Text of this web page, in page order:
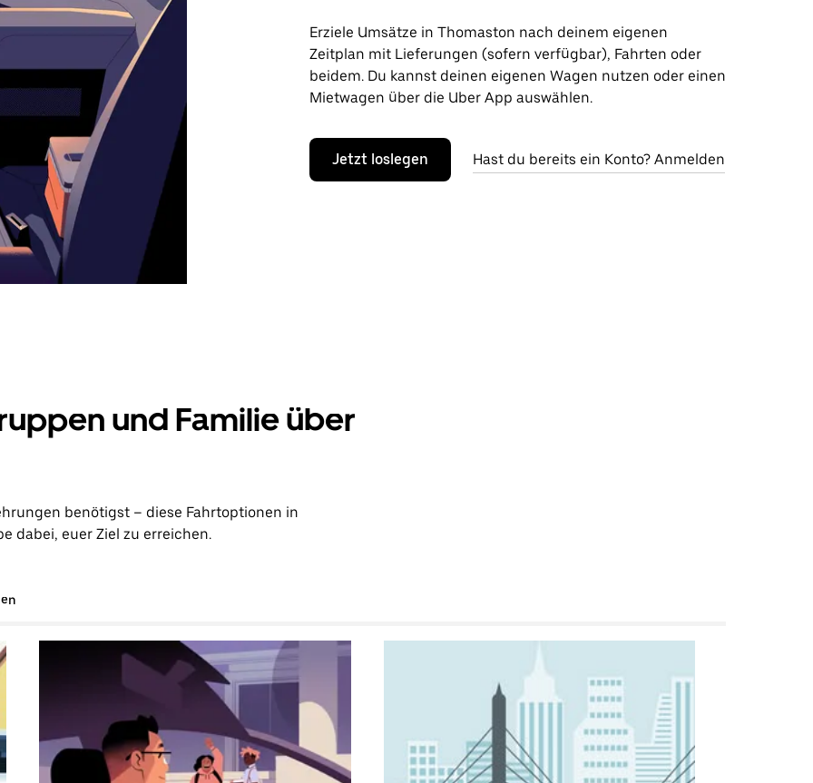
Erziele Umsätze in Thomaston nach deinem eigenen
Zeitplan mit Lieferungen (sofern verfügbar), Fahrten oder
beidem. Du kannst deinen eigenen Wagen nutzen oder einen
Mietwagen über die Uber App auswählen.
Jetzt loslegen Hast du bereits ein Konto? Anmelden
und Familie über
benötigst – diese Fahrtoptionen in
dabei, euer Ziel zu erreichen.